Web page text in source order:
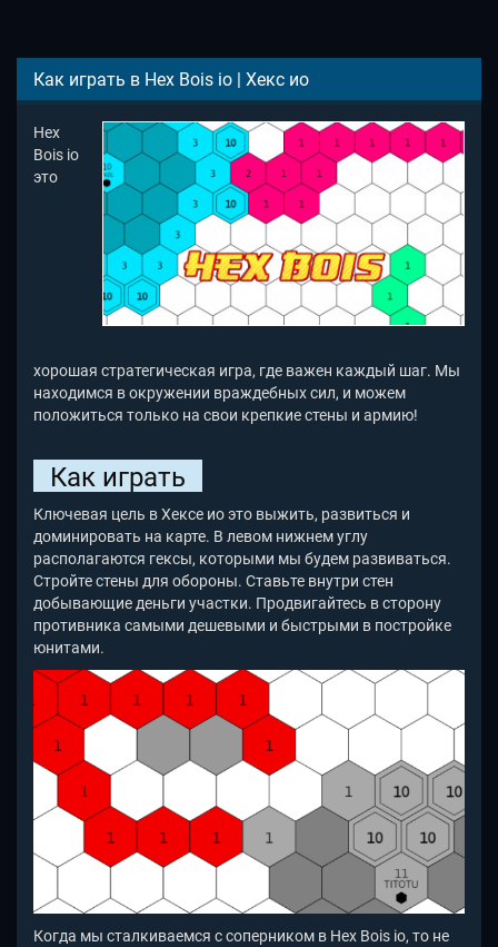
Как играть в Hex Bois io | Хекс ио
Hex
Bois io
это
хорошая стратегическая игра, где важен каждый шаг. Мы
находимся в окружении враждебных сил, и можем
положиться только на свои крепкие стены и армию!
Как играть
Ключевая цель в Хексе ио это выжить, развиться и
доминировать на карте. В левом нижнем углу
располагаются гексы, которыми мы будем развиваться.
Стройте стены для обороны. Ставьте внутри стен
добывающие деньги участки. Продвигайтесь в сторону
противника самыми дешевыми и быстрыми в постройке
юнитами.
Когда мы сталкиваемся с соперником в Hex Bois io, то не